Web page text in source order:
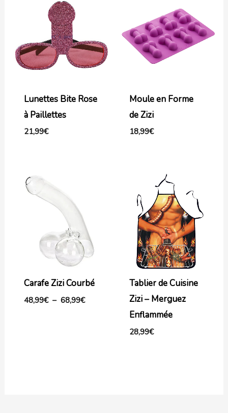
Lunettes Bite Rose
à Paillettes
21,99€
Moule en Forme
de Zizi
18,99€
Carafe Zizi Courbé
48,99€ – 68,99€
68,99€
Tablier de Cuisine
Zizi – Merguez
Enflammée
28,99€